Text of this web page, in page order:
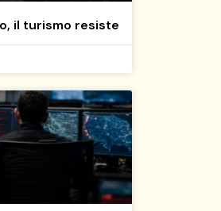
il turismo resiste